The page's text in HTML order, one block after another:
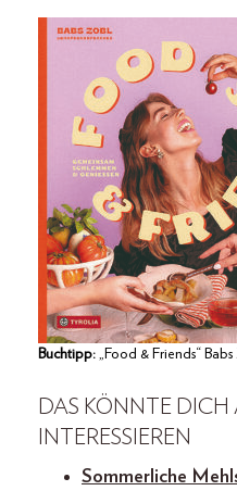
Buchtipp: „Food & Friends“
DAS KÖNNTE DICH
INTERESSIEREN
Sommerliche